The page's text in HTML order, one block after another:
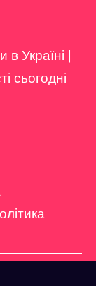
в Україні |
сьогодні